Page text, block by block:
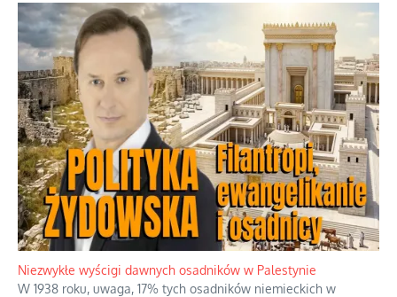
Tajemnica nagłego upadku krajowych
serwerów
Duchowa apteczka bez teologicznych
podróbek